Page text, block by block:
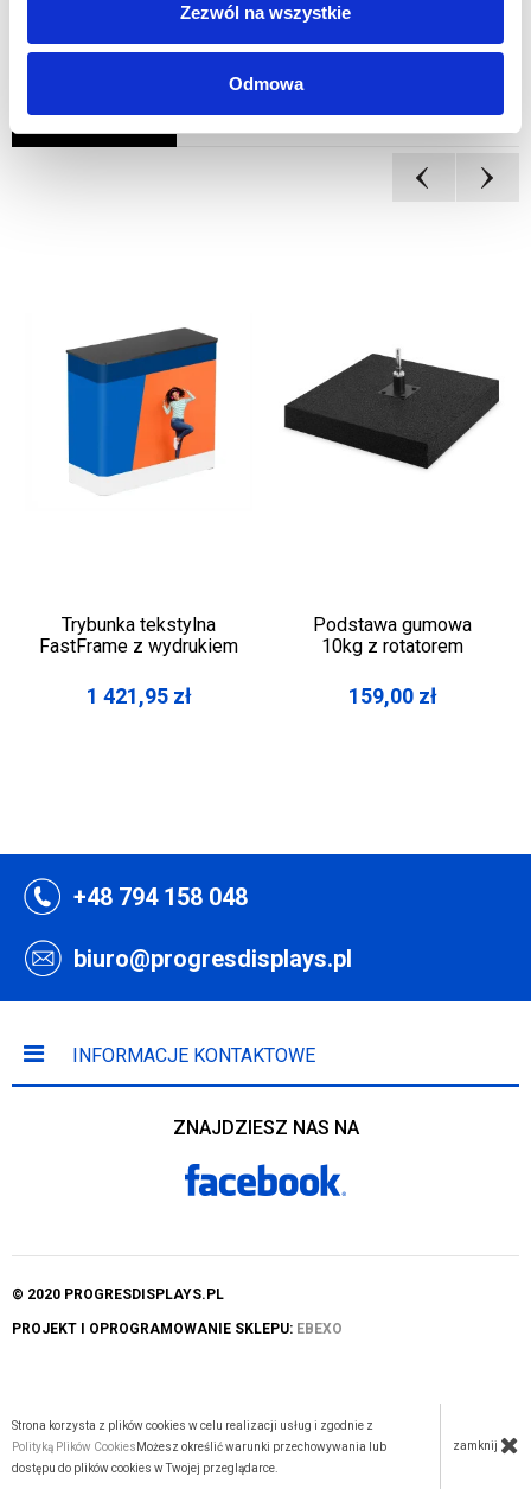
Zezwól na wszystkie
Odmowa
INNI KLIENCI KUPILI
Trybunka tekstylna
FastFrame z wydrukiem
1 421,95 zł
Podstawa gumowa
10kg z rotatorem
159,00 zł
+48 794 158 048
biuro@progresdisplays.pl
INFORMACJE KONTAKTOWE
ZNAJDZIESZ NAS NA
© 2020 PROGRESDISPLAYS.PL
PROJEKT I OPROGRAMOWANIE SKLEPU: EBEXO
Strona korzysta z plików cookies w celu realizacji usług i zgodnie z
Polityką Plików Cookies Możesz określić warunki przechowywania lub
dostępu do plików cookies w Twojej przeglądarce.
zamknij